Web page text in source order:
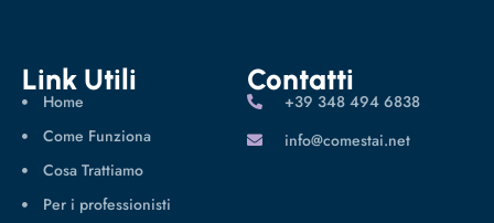
Link Utili
Home
Come Funziona
Cosa Trattiamo
Per i professionisti
Contatti
‪+39 348 494 6838
info@comestai.net